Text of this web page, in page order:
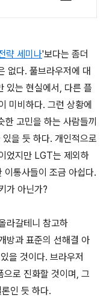
략 세미나'보다는 좀더
없다. 풀브라우저에 대
있는 현실에서, 다른 플
미비하다. 그런 상황에
고민을 하는 사람들끼
을 듯 하다. 개인적으로
었지만 LGT는 제외하
이통사들이 조금 아쉽다.
가 아닌가?
라갈테니 참고하
방과 표준의 선해결 아
을 것이다. 브라우저
으로 진화할 것이며, 그
인 듯 하다.